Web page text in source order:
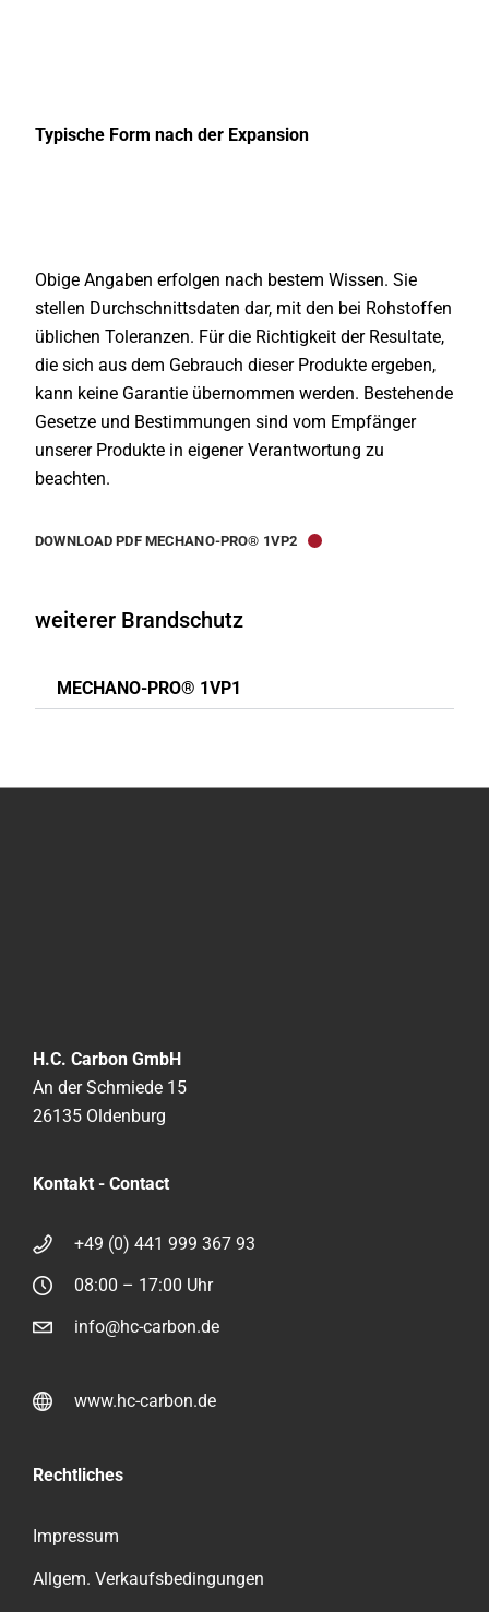
Typische Form nach der Expansion
Obige Angaben erfolgen nach bestem Wissen. Sie
stellen Durchschnittsdaten dar, mit den bei Rohstoffen
üblichen Toleranzen. Für die Richtigkeit der Resultate,
die sich aus dem Gebrauch dieser Produkte ergeben,
kann keine Garantie übernommen werden. Bestehende
Gesetze und Bestimmungen sind vom Empfänger
unserer Produkte in eigener Verantwortung zu
beachten.
DOWNLOAD PDF MECHANO-PRO® 1VP2
weiterer Brandschutz
MECHANO-PRO® 1VP1
H.C. Carbon GmbH
An der Schmiede 15
26135 Oldenburg
Kontakt - Contact
+49 (0) 441 999 367 93
08:00 – 17:00 Uhr
info@hc-carbon.de
www.hc-carbon.de
Rechtliches
Impressum
Allgem. Verkaufsbedingungen